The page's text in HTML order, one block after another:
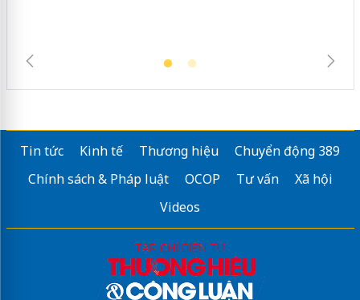
Tin tức Kinh tế Thương hiệu
Chuyển động 389
Chính sách & Pháp luật
OCOP Tư vấn
Xã hội
Videos